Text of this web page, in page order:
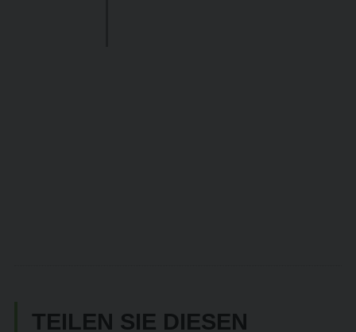
TEILEN SIE DIESEN